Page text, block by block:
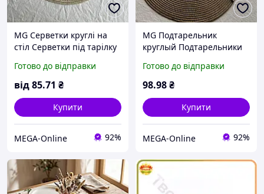
MG Серветки круглі на
стіл Серветки під тарілку
сервіровочні Серветки на
святковий стіл
Готово до відправки
від85.71 ₴
Купити
MEGA-Online 92%
MG Подтарельник
круглый Подтарельники
серветки під тарілки
Готово до відправки
98.98₴
Купити
MEGA-Online 92%